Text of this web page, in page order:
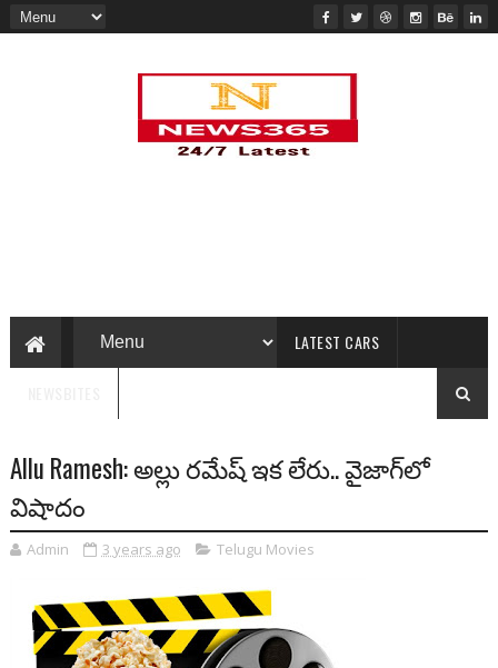
LATEST CARS
Allu Ramesh: అల్లు రమేష్ ఇక లేరు.. వైజాగ్‌లో
విషాదం
Admin 3 years ago Telugu Movies